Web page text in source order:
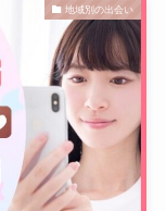
地域別の出会い